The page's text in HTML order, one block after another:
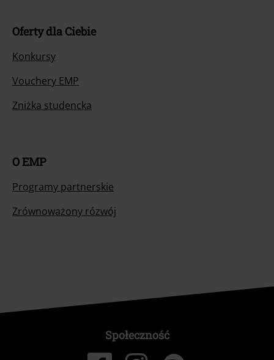
Oferty dla Ciebie
Konkursy
Vouchery EMP
Zniżka studencka
O EMP
Programy partnerskie
Zrównoważony rózwój
Społeczność